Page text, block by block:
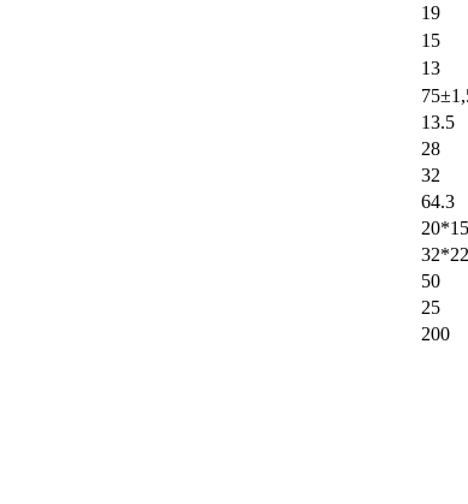
19
15
13
13.5
28
32
64.3
50
25
200